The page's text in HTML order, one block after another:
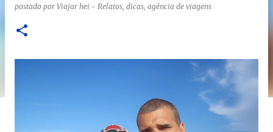
postado por Viajar hei - Relatos, dicas, agência de viagens